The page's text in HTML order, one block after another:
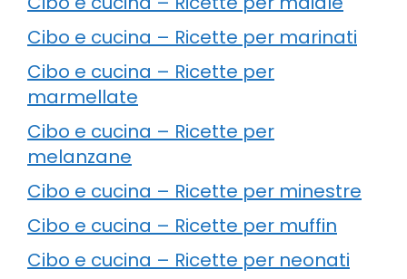
Cibo e cucina – Ricette per marinati
Cibo e cucina – Ricette per
marmellate
Cibo e cucina – Ricette per
melanzane
Cibo e cucina – Ricette per minestre
Cibo e cucina – Ricette per muffin
Cibo e cucina – Ricette per neonati